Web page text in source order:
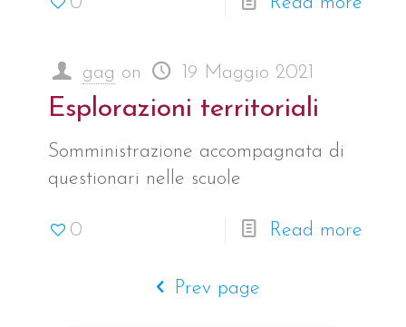
gag on 19 Maggio 2021
Esplorazioni territoriali
Somministrazione accompagnata di
questionari nelle scuole
0 Read more
Prev page